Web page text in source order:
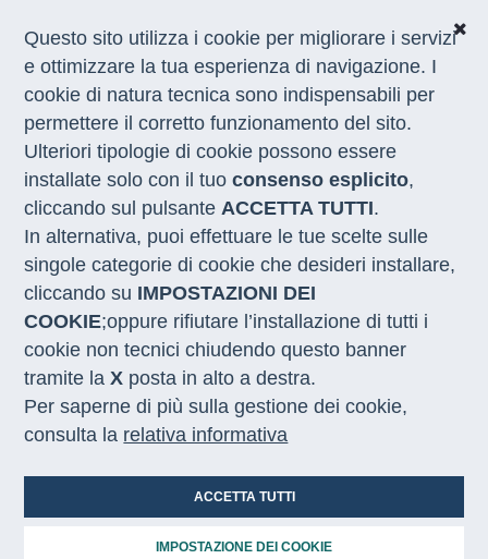
CHI SIAMO
COSA FACCIAMO
I NOSTRI SERVIZI
MEDIA
CON LE REGIONI
NOTIZIE
Recruiting Days di Sviluppo Lavoro
Italia con le Regioni: un partecipante
su due avvia un rapporto di lavoro
Innovazione.
Lavoro Italia):
“Piattaforma LMI
Questo sito utilizza i cookie per migliorare i servizi
e ottimizzare la tua esperienza di navigazione. I
cookie di natura tecnica sono indispensabili per
permettere il corretto funzionamento del sito.
Ulteriori tipologie di cookie possono essere
installate solo con il tuoconsenso esplicito,
cliccando sul pulsanteACCETTA TUTTI.
In alternativa, puoi effettuare le tue scelte sulle
singole categorie di cookie che desideri installare,
cliccando su IMPOSTAZIONI DEI
COOKIE;oppure rifiutare l’installazione di tutti i
cookie non tecnici chiudendo questo banner
tramite laX posta in alto a destra.
Per saperne di più sulla gestione dei cookie,
consulta la relativa informativa
ACCETTA TUTTI
IMPOSTAZIONE DEI COOKIE